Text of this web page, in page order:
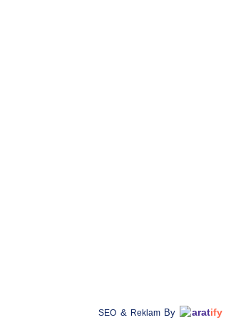
SEO & Reklam By aratify